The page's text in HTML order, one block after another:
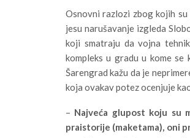
Osnovni razlozi zbog kojih
jesu narušavanje izgleda
koji smatraju da vojna
kompleks u gradu u kome
Šarengrad kažu da je
koja ovakav potez ocenjuje
– Najveća glupost koju su
praistorije (maketama), oni